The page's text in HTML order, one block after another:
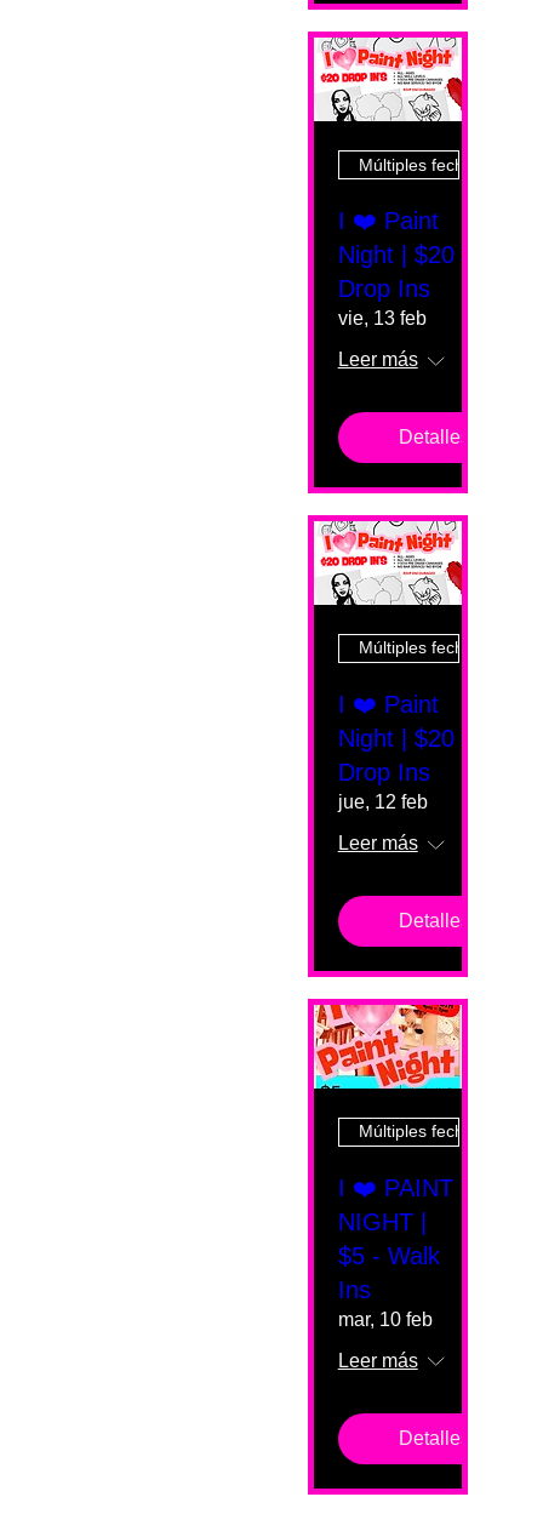
Múltiples fechas
I ❤️ Paint
Night | $20
Drop Ins
vie, 13 feb
Leer más
Detalles
Múltiples fechas
I ❤️ Paint
Night | $20
Drop Ins
jue, 12 feb
Leer más
Detalles
Múltiples fechas
I ❤️ PAINT
NIGHT |
$5 - Walk
Ins
mar, 10 feb
Leer más
Detalles